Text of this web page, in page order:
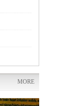
MORE